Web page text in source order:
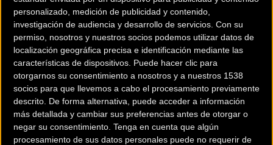
personalizado, medición de publicidad y contenido,
investigación de audiencia y desarrollo de servicios. Con su
permiso, nosotros y nuestros socios podemos utilizar datos de
localización geográfica precisa e identificación mediante las
características de dispositivos. Puede hacer clic para
otorgarnos su consentimiento a nosotros y a nuestros 1538
socios para que llevemos a cabo el procesamiento previamente
descrito. De forma alternativa, puede acceder a información
más detallada y cambiar sus preferencias antes de otorgar o
negar su consentimiento. Tenga en cuenta que algún
procesamiento de sus datos personales puede no requerir de
2ª de la general. Por su parte, la de Uves Bikes fue 3ª en la
Copa y se proclamó campeona regional en Arroyomolinos.
Ambas apenas se prodigaron en Copa de España.
En el caso de los cadetes masculino Rodrigo Sánchez-
Lafuentees una opción muy seria de pelear por los
metales. Apenas corrió en Madrid y apostó con fuerza por
la Copa de España, donde acabó 5º en la general y pisó el
cajón siendo 3º en las puntuables de Llodio, Xátiva y